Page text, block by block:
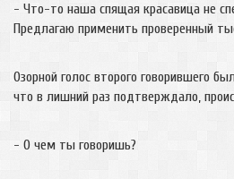
- Что-то наша спящая красавица не
Предлагаю применить проверенный
Озорной голос второго говорившего
что в лишний раз подтверждало,
- О чем ты говоришь?